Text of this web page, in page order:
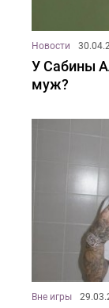
Новости
У Сабины
муж?
Вне игры